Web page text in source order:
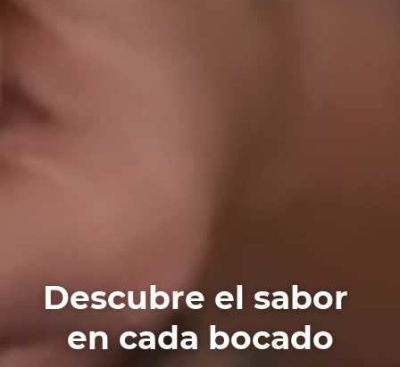
Descubre el sabor
en cada bocado